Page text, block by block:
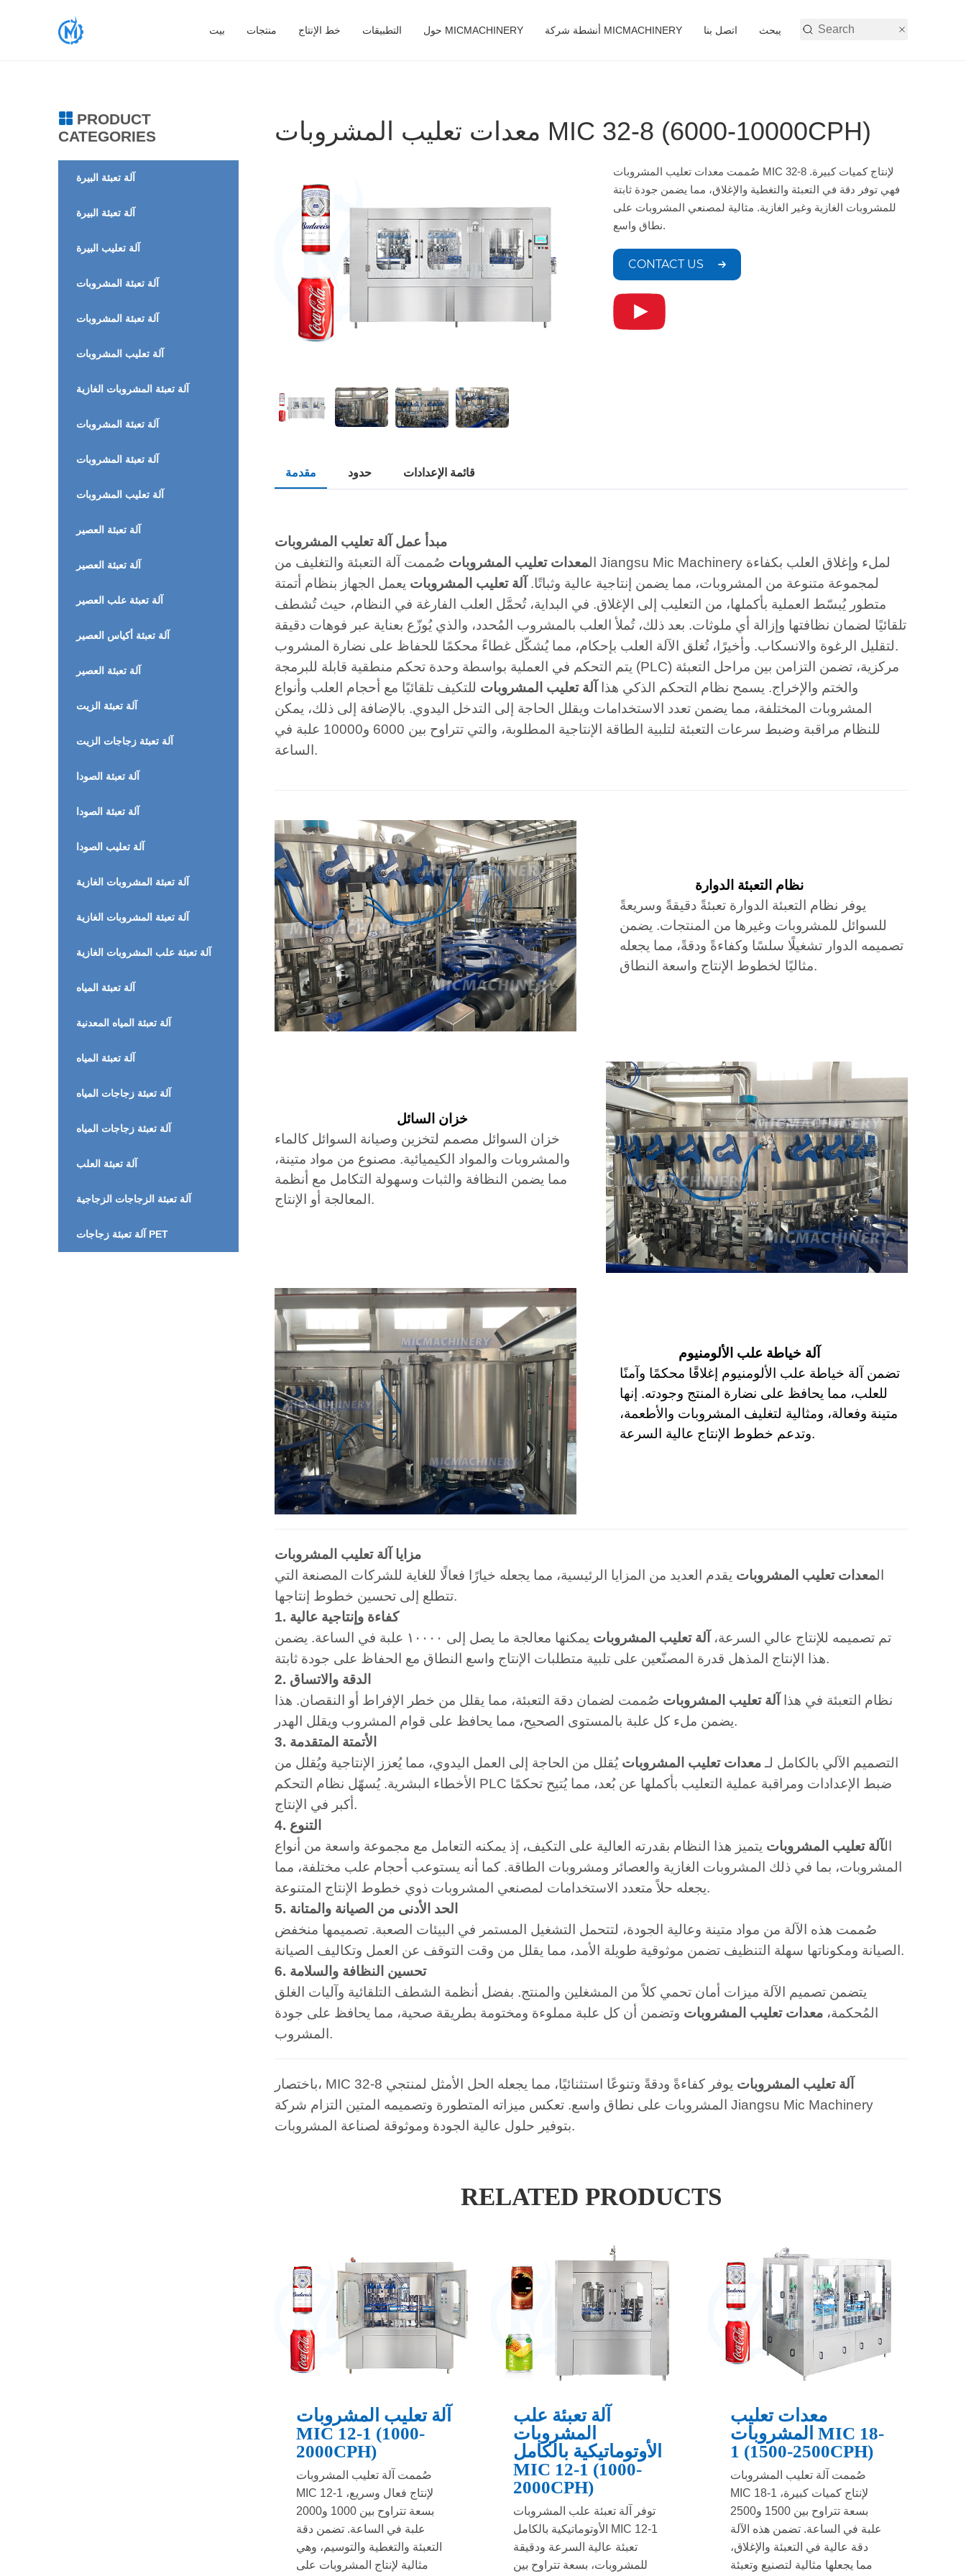
بيت منتجات خط الإنتاج التطبيقات حول MICMACHINERY أنشطة شركة MICMACHINERY اتصل بنا يبحث
PRODUCT
CATEGORIES
آلة تعبئة البيرة
آلة تعبئة البيرة
آلة تعليب البيرة
آلة تعبئة المشروبات
آلة تعبئة المشروبات
آلة تعليب المشروبات
آلة تعبئة المشروبات الغازية
آلة تعبئة المشروبات
آلة تعبئة المشروبات
آلة تعليب المشروبات
آلة تعبئة العصير
آلة تعبئة العصير
آلة تعبئة علب العصير
آلة تعبئة أكياس العصير
آلة تعبئة العصير
آلة تعبئة الزيت
آلة تعبئة زجاجات الزيت
آلة تعبئة الصودا
آلة تعبئة الصودا
آلة تعليب الصودا
آلة تعبئة المشروبات الغازية
آلة تعبئة المشروبات الغازية
آلة تعبئة علب المشروبات الغازية
آلة تعبئة المياه
آلة تعبئة المياه المعدنية
آلة تعبئة المياه
آلة تعبئة زجاجات المياه
آلة تعبئة زجاجات المياه
آلة تعبئة العلب
آلة تعبئة الزجاجات الزجاجية
آلة تعبئة زجاجات PET
معدات تعليب المشروبات MIC 32-8 (6000-10000CPH)
صُممت معدات تعليب المشروبات MIC 32-8 لإنتاج كميات كبيرة.
فهي توفر دقة في التعبئة والتغطية والإغلاق، مما يضمن جودة ثابتة
للمشروبات الغازية وغير الغازية. مثالية لمصنعي المشروبات على
نطاق واسع.
CONTACT US
مقدمة حدود قائمة الإعدادات
مبدأ عمل آلة تعليب المشروبات
المعدات تعليب المشروبات صُممت آلة التعبئة والتغليف من Jiangsu Mic Machinery لملء وإغلاق العلب بكفاءة
لمجموعة متنوعة من المشروبات، مما يضمن إنتاجية عالية وثباتًا. آلة تعليب المشروبات يعمل الجهاز بنظام أتمتة
متطور يُبسّط العملية بأكملها، من التعليب إلى الإغلاق. في البداية، تُحمَّل العلب الفارغة في النظام، حيث تُشطف
تلقائيًا لضمان نظافتها وإزالة أي ملوثات. بعد ذلك، تُملأ العلب بالمشروب المُحدد، والذي يُوزّع بعناية عبر فوهات دقيقة
لتقليل الرغوة والانسكاب. وأخيرًا، تُغلق الآلة العلب بإحكام، مما يُشكّل غطاءً محكمًا للحفاظ على نضارة المشروب.
يتم التحكم في العملية بواسطة وحدة تحكم منطقية قابلة للبرمجة (PLC) مركزية، تضمن التزامن بين مراحل التعبئة
والختم والإخراج. يسمح نظام التحكم الذكي هذا
آلة تعليب المشروبات للتكيف تلقائيًا مع أحجام العلب وأنواع
المشروبات المختلفة، مما يضمن تعدد الاستخدامات ويقلل الحاجة إلى التدخل اليدوي. بالإضافة إلى ذلك، يمكن
للنظام مراقبة وضبط سرعات التعبئة لتلبية الطاقة الإنتاجية المطلوبة، والتي تتراوح بين 6000 و10000 علبة في
الساعة.
نظام التعبئة الدوارة
يوفر نظام التعبئة الدوارة تعبئةً دقيقةً وسريعةً
للسوائل للمشروبات وغيرها من المنتجات. يضمن
تصميمه الدوار تشغيلًا سلسًا وكفاءةً ودقةً، مما يجعله
مثاليًا لخطوط الإنتاج واسعة النطاق.
خزان السائل
خزان السوائل مصمم لتخزين وصيانة السوائل كالماء
والمشروبات والمواد الكيميائية. مصنوع من مواد متينة،
مما يضمن النظافة والثبات وسهولة التكامل مع أنظمة
المعالجة أو الإنتاج.
آلة خياطة علب الألومنيوم
تضمن آلة خياطة علب الألومنيوم إغلاقًا محكمًا وآمنًا
للعلب، مما يحافظ على نضارة المنتج وجودته. إنها
متينة وفعالة، ومثالية لتغليف المشروبات والأطعمة،
وتدعم خطوط الإنتاج عالية السرعة.
مزايا آلة تعليب المشروبات
المعدات تعليب المشروبات يقدم العديد من المزايا الرئيسية، مما يجعله خيارًا فعالًا للغاية للشركات المصنعة التي
تتطلع إلى تحسين خطوط إنتاجها.
1. كفاءة وإنتاجية عالية
تم تصميمه للإنتاج عالي السرعة،
آلة تعليب المشروبات
يمكنها معالجة ما يصل إلى ١٠٠٠٠ علبة في الساعة. يضمن
هذا الإنتاج المذهل قدرة المصنّعين على تلبية متطلبات الإنتاج واسع النطاق مع الحفاظ على جودة ثابتة.
2. الدقة والاتساق
نظام التعبئة في هذا
آلة تعليب المشروبات صُممت لضمان دقة التعبئة، مما يقلل من خطر الإفراط أو النقصان. هذا
يضمن ملء كل علبة بالمستوى الصحيح، مما يحافظ على قوام المشروب ويقلل الهدر.
3. الأتمتة المتقدمة
التصميم الآلي بالكامل لـمعدات تعليب المشروبات يُقلل من الحاجة إلى العمل اليدوي، مما يُعزز الإنتاجية ويُقلل من
الأخطاء البشرية. يُسهّل نظام التحكم PLC ضبط الإعدادات ومراقبة عملية التعليب بأكملها عن بُعد، مما يُتيح تحكمًا
أكبر في الإنتاج.
4. التنوع
الآلة تعليب المشروبات يتميز هذا النظام بقدرته العالية على التكيف، إذ يمكنه التعامل مع مجموعة واسعة من أنواع
المشروبات، بما في ذلك المشروبات الغازية والعصائر ومشروبات الطاقة. كما أنه يستوعب أحجام علب مختلفة، مما
يجعله حلاً متعدد الاستخدامات لمصنعي المشروبات ذوي خطوط الإنتاج المتنوعة.
5. الحد الأدنى من الصيانة والمتانة
صُممت هذه الآلة من مواد متينة وعالية الجودة، لتتحمل التشغيل المستمر في البيئات الصعبة. تصميمها منخفض
الصيانة ومكوناتها سهلة التنظيف تضمن موثوقية طويلة الأمد، مما يقلل من وقت التوقف عن العمل وتكاليف الصيانة.
6. تحسين النظافة والسلامة
يتضمن تصميم الآلة ميزات أمان تحمي كلاً من المشغلين والمنتج. بفضل أنظمة الشطف التلقائية وآليات الغلق
المُحكمة،معدات تعليب المشروبات وتضمن أن كل علبة مملوءة ومختومة بطريقة صحية، مما يحافظ على جودة
المشروب.
باختصار، MIC 32-8 آلة تعليب المشروبات يوفر كفاءةً ودقةً وتنوعًا استثنائيًا، مما يجعله الحل الأمثل لمنتجي
المشروبات على نطاق واسع. تعكس ميزاته المتطورة وتصميمه المتين التزام شركة Jiangsu Mic Machinery
بتوفير حلول عالية الجودة وموثوقة لصناعة المشروبات.
RELATED PRODUCTS
آلة تعليب المشروبات
MIC 12-1 (1000-
2000CPH)
صُممت آلة تعليب المشروبات
MIC 12-1 لإنتاج فعال وسريع،
بسعة تتراوح بين 1000 و2000
علبة في الساعة. تضمن دقة
التعبئة والتغطية والتوسيم، وهي
مثالية لإنتاج المشروبات على
آلة تعبئة علب
المشروبات
الأوتوماتيكية بالكامل
MIC 12-1 (1000-
2000CPH)
توفر آلة تعبئة علب المشروبات
الأوتوماتيكية بالكامل MIC 12-1
تعبئة عالية السرعة ودقيقة
للمشروبات، بسعة تتراوح بين
معدات تعليب
المشروبات MIC 18-
1 (1500-2500CPH)
صُممت آلة تعليب المشروبات
MIC 18-1 لإنتاج كميات كبيرة،
بسعة تتراوح بين 1500 و2500
علبة في الساعة. تضمن هذه الآلة
دقة عالية في التعبئة والإغلاق،
مما يجعلها مثالية لتصنيع وتعبئة